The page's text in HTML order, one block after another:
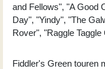
and Fellows", "A Good
Day", "Yindy", "The
Rover", "Raggle
Fiddler's Green touren